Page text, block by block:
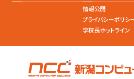
情報公開
プライバシーポリシ
学校長ホットライン